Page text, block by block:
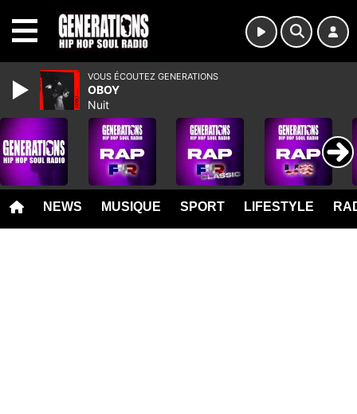
NEWS MUSIQUE SPORT LIFESTYLE
VOUS ÉCOUTEZ GENERATIONS
OBOY
Nuit